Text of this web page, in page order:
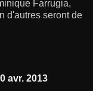
Farrugia,
d'autres seront de
avr. 2013